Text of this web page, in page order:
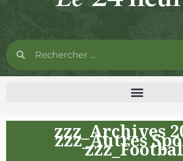
zzz_Archives
zzz_Autres